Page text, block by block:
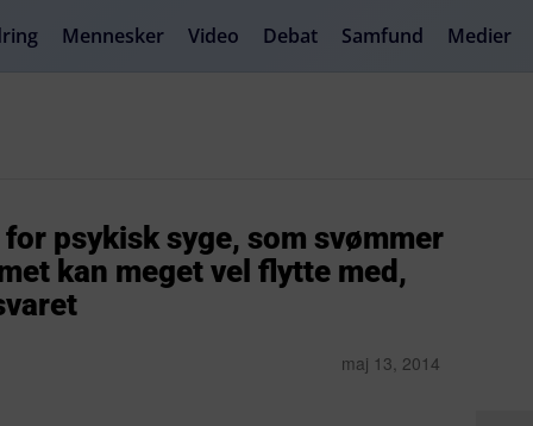
Mennesker Video Debat Samfund Medier
psykisk syge, som svømmer
kan meget vel flytte med,
maj 13, 2014